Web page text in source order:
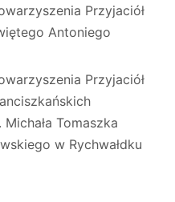
Przyjaciół
Antoniego
Przyjaciół
Tomaszka
w Rychwałdku